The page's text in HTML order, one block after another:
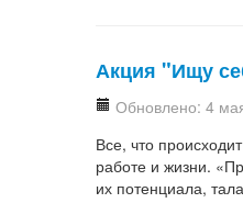
Акция "Ищу
Обновлено: 4
Все, что
работе и жизни.
их потенциала,